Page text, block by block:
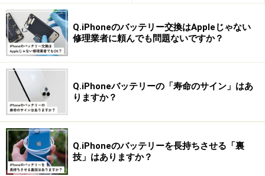
■非純正パーツが使われる
多くの非正規修理店では、バッテリー交換に必要なパー
ツに非純正品が使われ、パーツの品質は企業によって異
なります。場合によってはバッテリーの持ちや耐久性に
影響が出る可能性もあるので、信頼できる業者を選ぶこ
とが重要です。
■バッテリー関連の警告表示が出る場合がある
iPhoneの一部モデルでは、非純正バッテリーに交換する
と「バッテリーに関する重要なメッセージ」が表示され
Q.iPhoneのバッテリー交換はAppleじゃない
修理業者に頼んでも問題ないですか？
Q.iPhoneバッテリーの「寿命のサイン」はあ
りますか？
Q.iPhoneのバッテリーを長持ちさせる「裏
技」はありますか？